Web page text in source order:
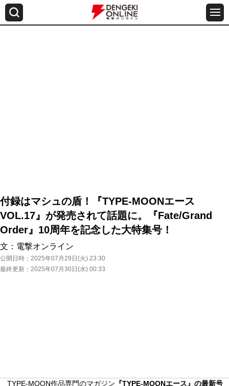
付録はマシュの盾！『TYPE-MOONエース
VOL.17』が発売されて話題に。『Fate/Grand
Order』10周年を記念した大特集号！
文： 電撃オンライン
公開日時： 2025年07月29日(火) 23:30
最終更新： 2025年07月30日(水) 00:33
TYPE-MOON作品専門のマガジン 『TYPE-MOONエース』の最新号